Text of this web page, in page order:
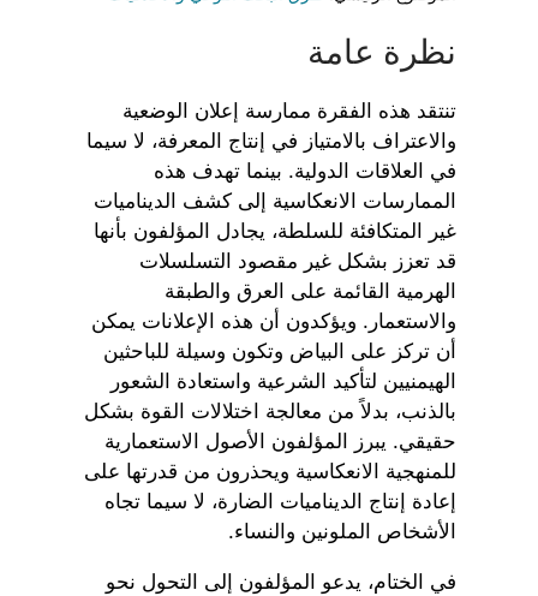
نظرة عامة
تنتقد هذه الفقرة ممارسة إعلان الوضعية
والاعتراف بالامتياز في إنتاج المعرفة، لا سيما
في العلاقات الدولية. بينما تهدف هذه
الممارسات الانعكاسية إلى كشف الديناميات
غير المتكافئة للسلطة، يجادل المؤلفون بأنها
قد تعزز بشكل غير مقصود التسلسلات
الهرمية القائمة على العرق والطبقة
والاستعمار. ويؤكدون أن هذه الإعلانات يمكن
أن تركز على البياض وتكون وسيلة للباحثين
الهيمنيين لتأكيد الشرعية واستعادة الشعور
بالذنب، بدلاً من معالجة اختلالات القوة بشكل
حقيقي. يبرز المؤلفون الأصول الاستعمارية
للمنهجية الانعكاسية ويحذرون من قدرتها على
إعادة إنتاج الديناميات الضارة، لا سيما تجاه
الأشخاص الملونين والنساء.
في الختام، يدعو المؤلفون إلى التحول نحو